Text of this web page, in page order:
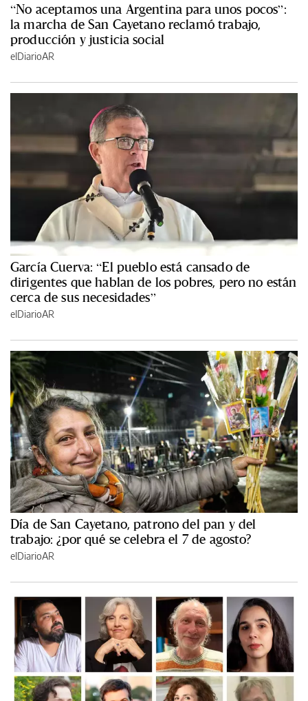
“No aceptamos una Argentina para unos pocos”:
la marcha de San Cayetano reclamó trabajo,
producción y justicia social
elDiarioAR
García Cuerva: “El pueblo está cansado de
dirigentes que hablan de los pobres, pero no están
cerca de sus necesidades”
elDiarioAR
Día de San Cayetano, patrono del pan y del
trabajo: ¿por qué se celebra el 7 de agosto?
elDiarioAR